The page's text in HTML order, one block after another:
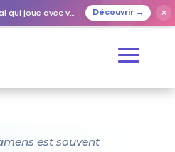
avec vos proches Découvrir → ✕
est souvent